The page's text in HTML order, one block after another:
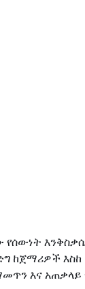
የሰውነት
ከጀማሪዎች
እና